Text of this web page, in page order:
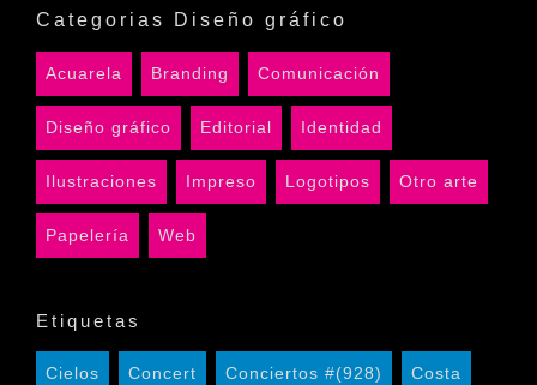
Categorias Diseño gráfico
Acuarela Branding Comunicación
Diseño gráfico Editorial Identidad
Ilustraciones Impreso Logotipos Otro arte
Papelería Web
Etiquetas
Cielos Concert Conciertos #(928) Costa